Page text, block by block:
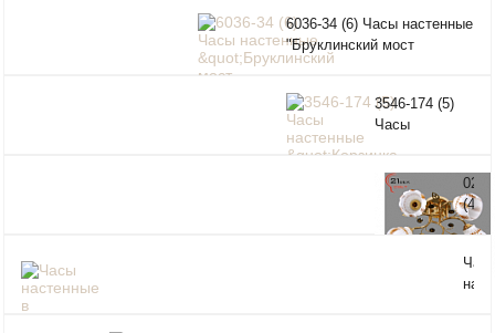
6036-34 (6) Часы настенные
"Бруклинский мост
красный" "21 Bek"
3546-174 (5)
Часы
зелеными
яблоками" "21
Bek"
022/
(4)